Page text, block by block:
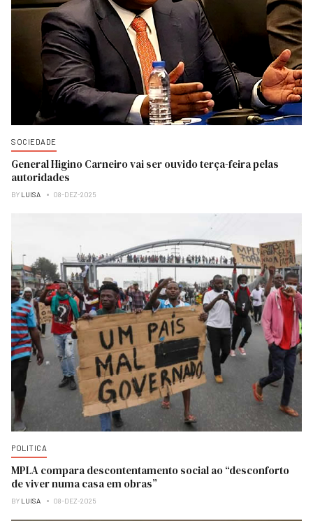
SOCIEDADE
General Higino Carneiro vai ser ouvido terça-feira pelas
autoridades
BY LUISA 08-DEZ-2025
POLITICA
MPLA compara descontentamento social ao “desconforto
de viver numa casa em obras”
BY LUISA 08-DEZ-2025